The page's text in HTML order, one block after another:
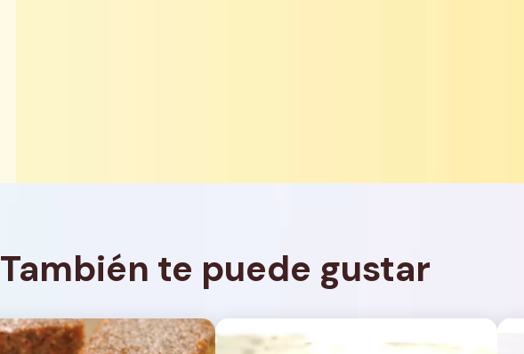
También te puede gustar